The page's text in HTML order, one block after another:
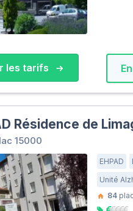
les tarifs
Résidence de
15000
EHPAD
Unité
84